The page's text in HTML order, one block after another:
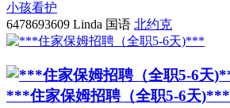
小孩看护
6478693609 Linda 国语 北约克
***住家保姆招聘（全职5-6天)***